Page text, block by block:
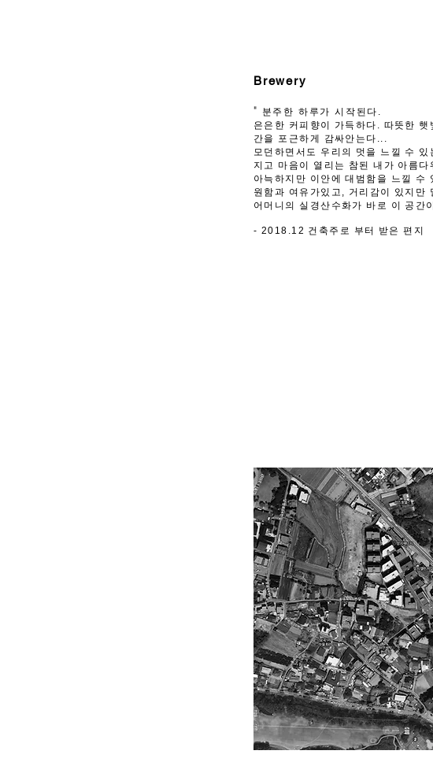
Brewery
" 분주한 하루가 시작된다.
은은한 커피향이 가득하다. 따뜻한
간을 포근하게 감싸안는다...
모던하면서도 우리의 멋을 느낄 수
지고 마음이 열리는 참된 내가 아름다
아늑하지만 이안에 대범함을 느낄 수
원함과 여유가있고, 거리감이 있지만
어머니의 실경산수화가 바로 이 공간
- 2018.12 건축주로 부터 받은 편지